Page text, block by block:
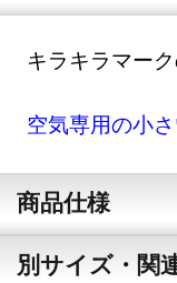
キラキラマー
空気専用の小
商品仕様
別サイズ・関